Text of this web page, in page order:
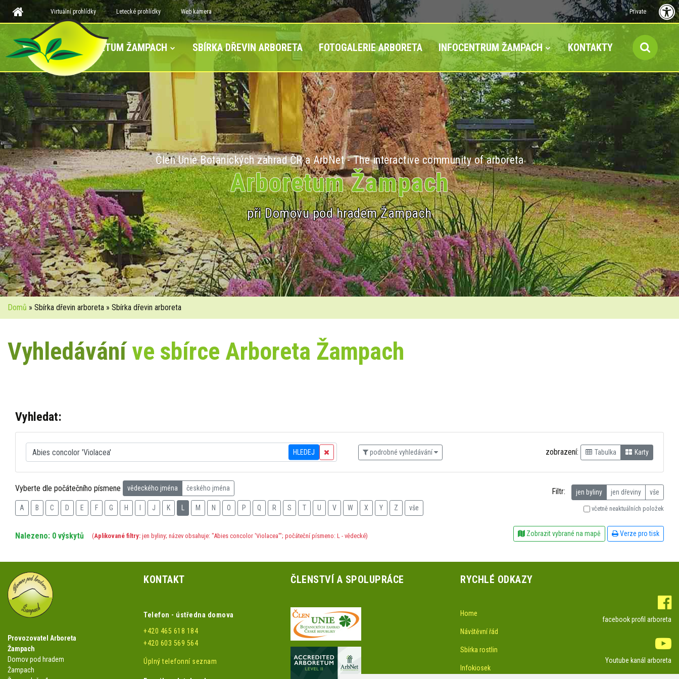
Virtuální prohlídky Letecké prohlídky Web kamera Private
ARBORETUM ŽAMPACH SBÍRKA DŘEVIN ARBORETA FOTOGALERIE ARBORETA INFOCENTRUM ŽAMPACH KONTAKTY
Člen Unie Botanických zahrad ČR a ArbNet - The interactive community of arboreta
Arboretum Žampach
při Domovu pod hradem Žampach
Domů » Sbírka dřevin arboreta » Sbírka dřevin arboreta
Vyhledáváníve sbírce Arboreta Žampach
Vyhledat:
HLEDEJ podrobné vyhledávání zobrazení: Tabulka Karty
Vyberte dle počátečního písmene vědeckého jména českého jména
A B C D E F G H J K M N O P Q R S T U V W X Y Z vše
Filtr: jen byliny jen dřeviny vše
včetně neaktuálních položek
Nalezeno: 0 výskytů (Aplikované filtry: jen byliny; název obsahuje: "Abies concolor 'Violacea'"; počáteční písmeno: L - vědecké) Zobrazit vybrané na mapě Verze pro tisk
Provozovatel Arboreta
Žampach
Domov pod hradem
Žampach
KONTAKT
Telefon - ústředna domova
+420 465 618 184
+420 603 569 564
Úplný telefonní seznam
ČLENSTVÍ A SPOLUPRÁCE RYCHLÉ ODKAZY
Home
Návštěvní řád
Sbírka rostlin
Infokiosek
facebook profil arboreta
Youtube kanál arboreta